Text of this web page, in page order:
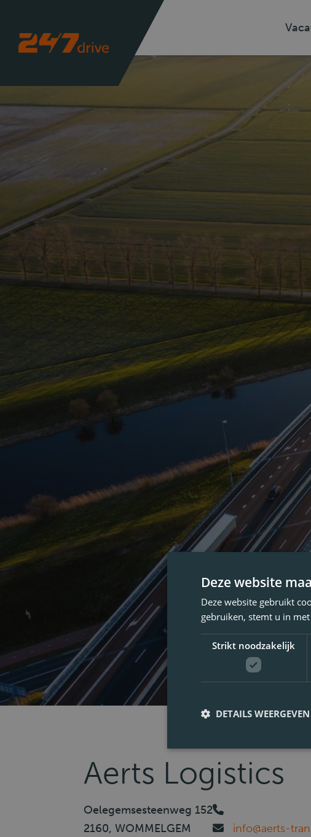
Aerts Logistics
Oelegemsesteenweg 152
2160, WOMMELGEM
info@aerts-
Deze website
Deze website gebruikt
gebruiken, stemt u in
Strikt noodzakelijk
DETAILS WEERGEVEN